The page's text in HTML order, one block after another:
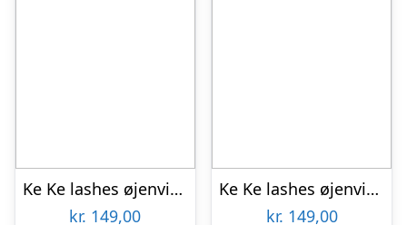
Ke Ke lashes øjenvipper Petra gennemsigtig bånd
kr. 149,00
Ke Ke lashes øjenvipper Lily sorte bånd
kr. 149,00